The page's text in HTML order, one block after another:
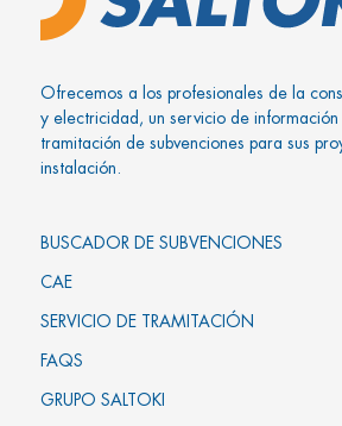
Ofrecemos a los profesionales de la
y electricidad, un servicio de
tramitación de subvenciones para sus
instalación.
BUSCADOR DE SUBVENCIONES
CAE
SERVICIO DE TRAMITACIÓN
FAQS
GRUPO SALTOKI